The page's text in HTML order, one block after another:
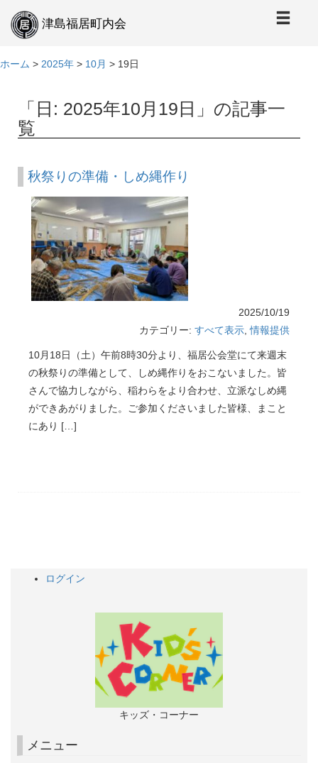
津島福居町内会
ホーム > 2025年 > 10月 > 19日
「日: 2025年10月19日 」の記事一
覧
秋祭りの準備・しめ縄作り
2025/10/19
カテゴリー: すべて表示 ,情報提供
10月18日（土）午前8時30分より、福居公会堂にて来週末
の秋祭りの準備として、しめ縄作りをおこないました。皆
さんで協力しながら、稲わらをより合わせ、立派なしめ縄
ができあがりました。ご参加くださいました皆様、まこと
にあり […]
ログイン
キッズ・コーナー
メニュー